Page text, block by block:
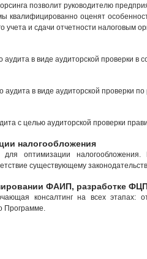
позволит руководителю
оценят
учета и сдачи отчетности налоговым
аудита в виде аудиторской проверки в
аудита в виде аудиторской проверки
с целью аудиторской проверки
налогообложения
для оптимизации
существующему
ФАИП, разработке
консалтинг на всех
Программе.